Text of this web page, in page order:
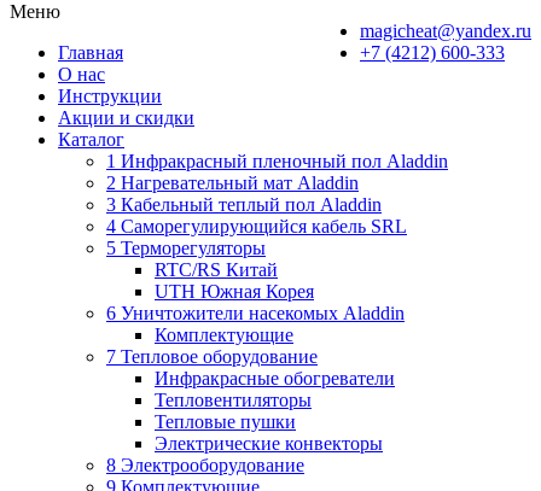
magicheat@yandex.ru
+7 (4212) 600-333
Меню
Главная
О нас
Инструкции
Акции и скидки
Каталог
1 Инфракрасный пленочный пол Aladdin
2 Нагревательный мат Aladdin
3 Кабельный теплый пол Aladdin
4 Саморегулирующийся кабель SRL
5 Терморегуляторы
RTC/RS Китай
UTH Южная Корея
6 Уничтожители насекомых Aladdin
Комплектующие
7 Тепловое оборудование
Инфракрасные обогреватели
Тепловентиляторы
Тепловые пушки
Электрические конвекторы
8 Электрооборудование
9 Комплектующие